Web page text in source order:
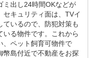
ミ出し24時間OKなどが
キュリティ面は、TVイ
ているので、防犯対策も
いる物件です。これから
、ペット飼育可物件で
幣島付近で不動産をお探